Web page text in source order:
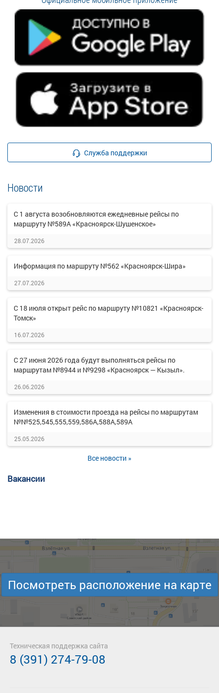
Служба поддержки
Новости
С 1 августа возобновляются ежедневные рейсы по
маршруту №589А «Красноярск-Шушенское»
28.07.2026
Информация по маршруту №562 «Красноярск-Шира»
27.07.2026
С 18 июля открыт рейс по маршруту №10821 «Красноярск-
Томск»
16.07.2026
С 27 июня 2026 года будут выполняться рейсы по
маршрутам №8944 и №9298 «Красноярск — Кызыл».
26.06.2026
Изменения в стоимости проезда на рейсы по маршрутам
№№525,545,555,559,586А,588А,589А
25.05.2026
Все новости »
Вакансии
Посмотреть расположение на карте
Техническая поддержка сайта
8 (391) 274-79-08